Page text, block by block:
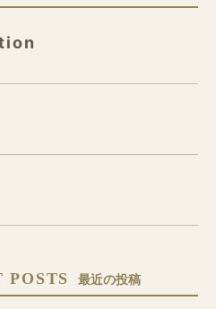
POSTS 最近の投稿